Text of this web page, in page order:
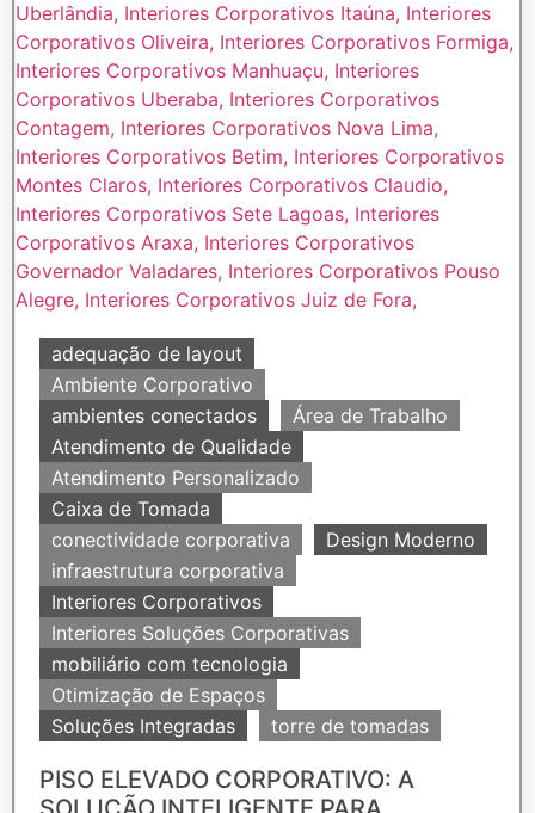
adequação de layout
Ambiente Corporativo
ambientes conectados
Área de Trabalho
Atendimento de Qualidade
Atendimento Personalizado
Caixa de Tomada
conectividade corporativa
Design Moderno
infraestrutura corporativa
Interiores Corporativos
Interiores Soluções Corporativas
mobiliário com tecnologia
Otimização de Espaços
Soluções Integradas
torre de tomadas
PISO ELEVADO CORPORATIVO: A